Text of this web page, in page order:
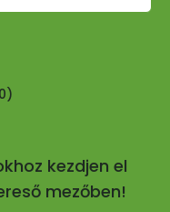
0)
kezdjen el
mezőben!